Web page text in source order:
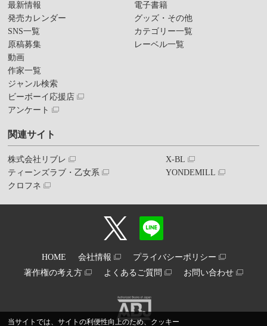
当サイトでは、サイトの利便性向上のため、クッキー
最新情報
発売カレンダー
SNS一覧
原稿募集
動画
作家一覧
ジャンル検索
ビーボーイ応援店
アンケート
電子書籍
グッズ・その他
カテゴリー一覧
レーベル一覧
関連サイト
株式会社リブレ
ティーンズラブ・乙女系
クロフネ
X-BL
YONDEMILL
HOME 会社情報
プライバシーポリシー
著作権の考え方
よくあるご質問 お問い合わせ